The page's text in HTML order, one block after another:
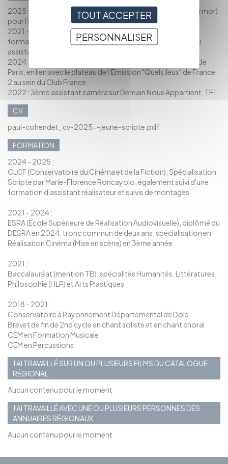
2025 : Intervenant scripte dans un lycée à Dinan (Côtes d'Armor)
pour l'élaboration de courts-métrages.
2021 - 2025 : Nombreux courts métrages au sein de mes
formations à l'ESRA et et CLCF en tant que jeune scripte ou
assistant scripte
2024 : Assistant de production chez Weclap durant les JO de
Paris, en lien avec le plateau de l’Émission "Quels Jeux" de France
2 au sein du Club France.
2022 : 3ème assistant caméra sur Demain Nous Appartient, TF1
CV
paul-cohendet_cv-2025--jeune-scripte.pdf
FORMATION
2024 - 2025 :
CLCF (Conservatoire du Cinéma et de la Fiction), Spécialisation
Scripte par Marie-Florence Roncayolo, également suivi d'une
formation d'assistant réalisateur et suivis de montages
2021 - 2024 :
ESRA (Ecole Supérieure de Réalisation Audiovisuelle), diplômé du
DESRA en 2024, tronc commun de deux ans, spécialisation en
Réalisation Cinéma (Mise en scène) en 3ème année
2021 :
Baccalauréat (mention TB), spécialités Humanités, Littératures,
Philosophie (HLP) et Arts Plastiques
2018 - 2021 :
Conservatoire à Rayonnement Départemental de Dole
Brevet de fin de 2nd cycle en chant soliste et en chant choral
CEM en Formation Musicale
CEM en Percussions
J'AI TRAVAILLÉ SUR UN OU PLUSIEURS FILMS DU CATALOGUE
RÉGIONAL
Aucun contenu pour le moment
J'AI TRAVAILLÉ AVEC UNE OU PLUSIEURS PERSONNES DES
ANNUAIRES RÉGIONAUX
Aucun contenu pour le moment
TOUT ACCEPTER
PERSONNALISER